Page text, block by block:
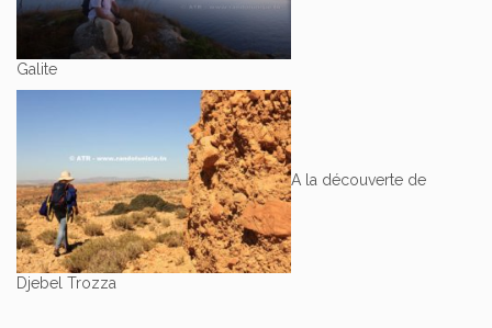
Galite
A la découverte de
Djebel Trozza